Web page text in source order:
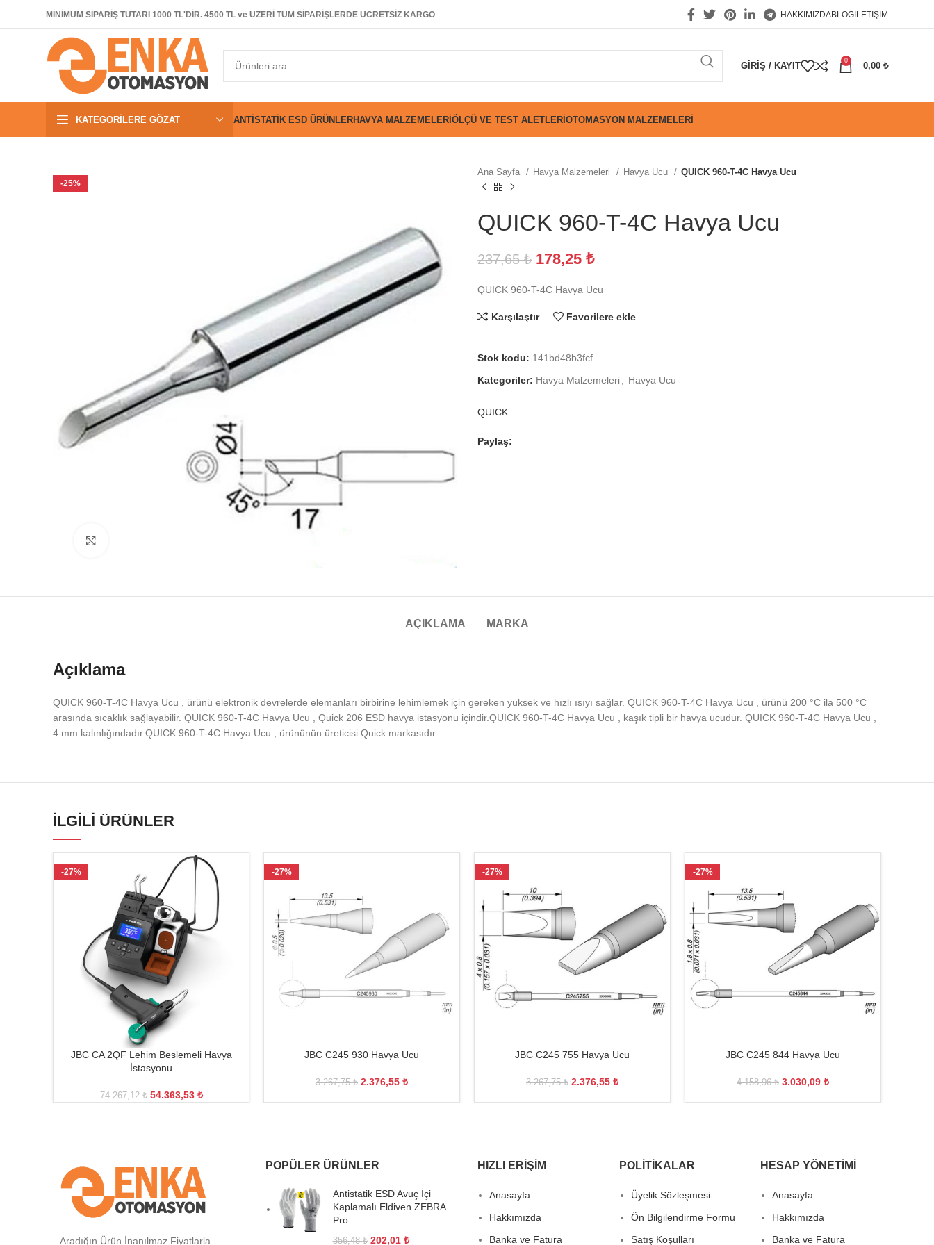
MİNİMUM SİPARİŞ TUTARI 1000 TL'DİR. 4500 TL ve ÜZERİ TÜM SİPARİŞLERDE ÜCRETSİZ KARGO HAKKIMIZDABLOGİLETIŞIM
GIRIŞ / KAYIT
0
0,00 ₺
KATEGORILERE GÖZAT ANTISTATIK ESD ÜRÜNLERHAVYA MALZEMELERIÖLÇÜ VE TEST ALETLERIOTOMASYON MALZEMELERI
-25%
Ana Sayfa Havya Malzemeleri Havya Ucu QUICK 960-T-4C Havya Ucu
QUICK 960-T-4C Havya Ucu
237,65₺ 178,25 ₺
QUICK 960-T-4C Havya Ucu
Karşılaştır Favorilere ekle
Stok kodu: 141bd48b3fcf
Kategoriler: Havya Malzemeleri Havya Ucu
QUICK
Paylaş:
AÇIKLAMA MARKA
Açıklama
QUICK 960-T-4C Havya Ucu , ürünü elektronik devrelerde elemanları birbirine lehimlemek için gereken yüksek ve hızlı ısıyı sağlar. QUICK 960-T-4C Havya Ucu , ürünü 200 °C ila 500 °C
arasında sıcaklık sağlayabilir. QUICK 960-T-4C Havya Ucu , Quick 206 ESD havya istasyonu içindir.QUICK 960-T-4C Havya Ucu , kaşık tipli bir havya ucudur. QUICK 960-T-4C Havya Ucu ,
4 mm kalınlığındadır.QUICK 960-T-4C Havya Ucu , ürününün üreticisi Quick markasıdır.
İLGILI ÜRÜNLER
-27%
JBC CA 2QF Lehim Beslemeli Havya
İstasyonu
74.267,12₺ 54.363,53 ₺
-27%
JBC C245 930 Havya Ucu
3.267,75₺ 2.376,55 ₺
-27%
JBC C245 755 Havya Ucu
3.267,75₺ 2.376,55 ₺
-27%
JBC C245 844 Havya Ucu
4.158,96₺ 3.030,09 ₺
Aradığın Ürün İnanılmaz Fiyatlarla
POPÜLER ÜRÜNLER
Antistatik ESD Avuç İçi
Kaplamalı Eldiven ZEBRA
Pro
356,48₺ 202,01 ₺
HIZLI ERIŞIM
Anasayfa
Hakkımızda
Banka ve Fatura
POLITIKALAR
Üyelik Sözleşmesi
Ön Bilgilendirme Formu
Satış Koşulları
HESAP YÖNETIMI
Anasayfa
Hakkımızda
Banka ve Fatura